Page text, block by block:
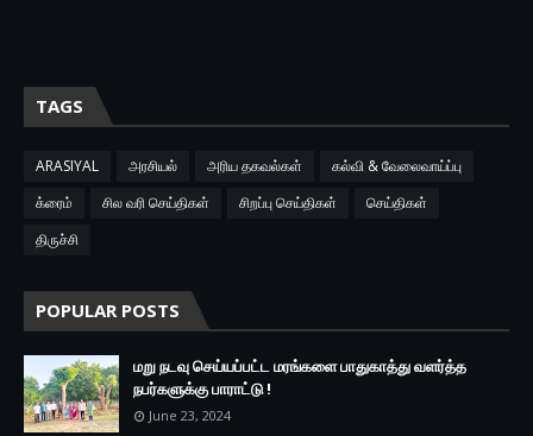
TAGS
ARASIYAL அரசியல் அரிய தகவல்கள்
கல்வி & வேலைவாய்ப்பு
க்ரைம்
சில வரி செய்திகள் சிறப்பு செய்திகள்
செய்திகள்
திருச்சி
POPULAR POSTS
மறு நடவு செய்யப்பட்ட மரங்களை பாதுகாத்து வளர்த்த
நபர்களுக்கு பாராட்டு !
June 23, 2024